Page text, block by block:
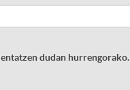
dudan hurrengorako.